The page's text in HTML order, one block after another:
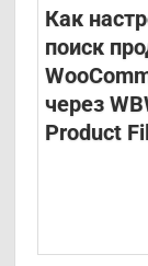
Как
поиск
через
Product